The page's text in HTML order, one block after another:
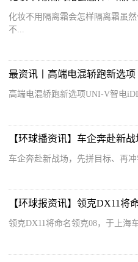
化妆不用隔离霜会怎样隔离霜虽
不...
高端电混轿跑新选项UNI-V智电
【环球播资讯】车企奔赴新
车企奔赴新战场，先拼目标、再
领克DX11将命名领克08，于上海